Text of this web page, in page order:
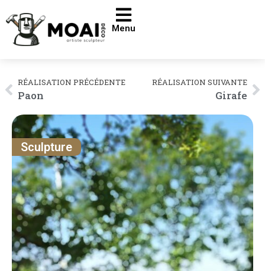
Menu
RÉALISATION PRÉCÉDENTE
Paon
RÉALISATION SUIVANTE
Girafe
Sculpture